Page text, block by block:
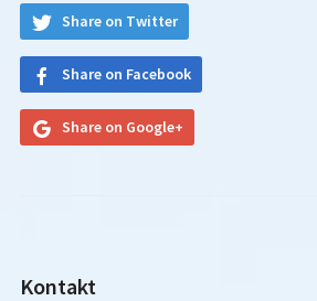
Share on Twitter
Share on Facebook
Share on Google+
Kontakt